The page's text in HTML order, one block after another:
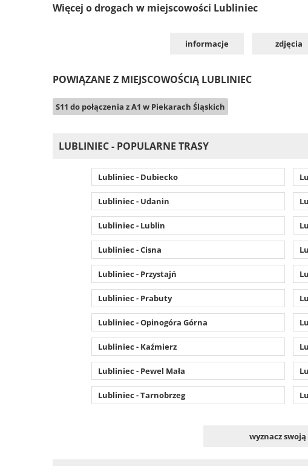
Więcej o drogach w miejscowości Lubliniec
informacje zdjęcia
POWIĄZANE Z MIEJSCOWOŚCIĄ LUBLINIEC
S11 do połączenia z A1 w Piekarach Śląskich
LUBLINIEC - POPULARNE TRASY
Lubliniec - Dubiecko
Lubliniec - Udanin
Lubliniec - Lublin
Lubliniec - Cisna
Lubliniec - Przystajń
Lubliniec - Prabuty
Lubliniec - Opinogóra Górna
Lubliniec - Kaźmierz
Lubliniec - Pewel Mała
Lubliniec - Tarnobrzeg
wyznacz